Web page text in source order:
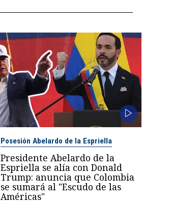
Posesión Abelardo de la Espriella
Presidente Abelardo de la
Espriella se alía con Donald
Trump: anuncia que Colombia
se sumará al "Escudo de las
Américas"